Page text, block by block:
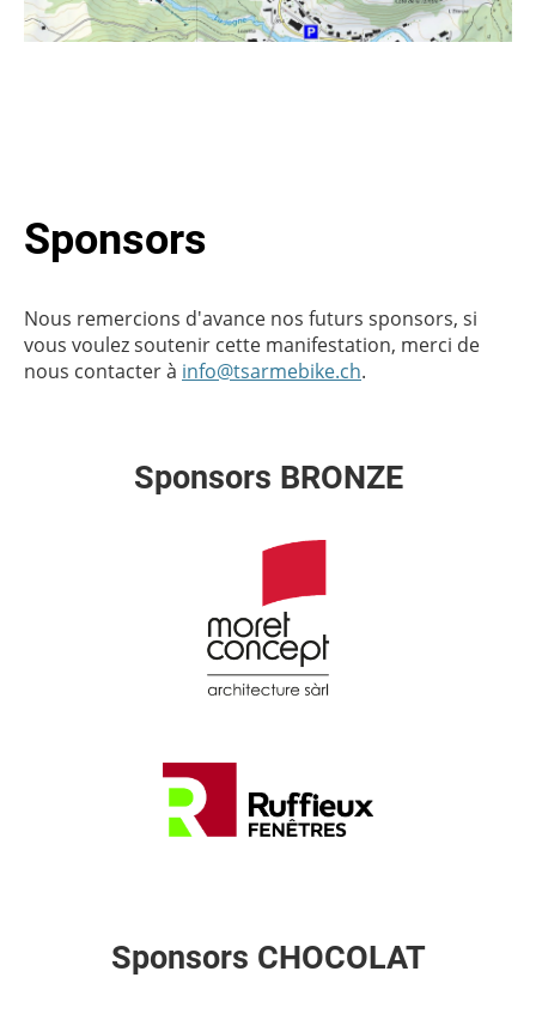
Sponsors
Nous remercions d'avance nos futurs sponsors, si
vous voulez soutenir cette manifestation, merci de
nous contacter à info@tsarmebike.ch.
Sponsors BRONZE
Sponsors CHOCOLAT